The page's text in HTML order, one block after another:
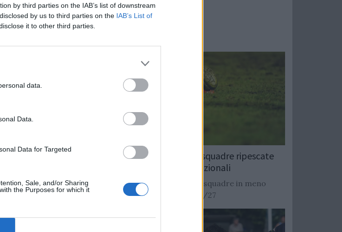
by third parties on the IAB’s list of downstream
by us to third parties on the IAB’s List of
it to other third parties.
data.
Data.
Data for Targeted
Sale, and/or Sharing
the Purposes for which it
Rugby: Record di squadre ripescate
nei campionati nazionali
Si stimano oltre 20 squadre in meno
dalla stagione 2026/27